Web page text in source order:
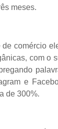
meses.
de comércio
com o
e
de 300%.